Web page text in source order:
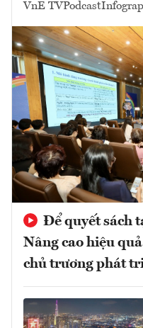
VnE TVPodcast
Để quyết sách
Nâng cao hiệu
chủ trương phát